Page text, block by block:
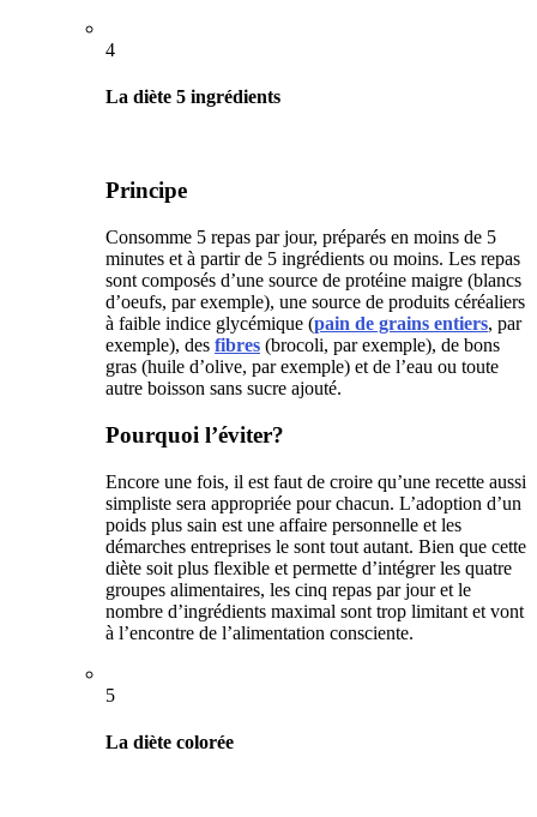
4
La diète 5 ingrédients
Principe
Consomme 5 repas par jour, préparés en moins de 5
minutes et à partir de 5 ingrédients ou moins. Les repas
sont composés d’une source de protéine maigre (blancs
d’oeufs, par exemple), une source de produits céréaliers
à faible indice glycémique (pain de grains entiers, par
exemple), des fibres (brocoli, par exemple), de bons
gras (huile d’olive, par exemple) et de l’eau ou toute
autre boisson sans sucre ajouté.
Pourquoi l’éviter?
Encore une fois, il est faut de croire qu’une recette aussi
simpliste sera appropriée pour chacun. L’adoption d’un
poids plus sain est une affaire personnelle et les
démarches entreprises le sont tout autant. Bien que cette
diète soit plus flexible et permette d’intégrer les quatre
groupes alimentaires, les cinq repas par jour et le
nombre d’ingrédients maximal sont trop limitant et vont
à l’encontre de l’alimentation consciente.
5
La diète colorée